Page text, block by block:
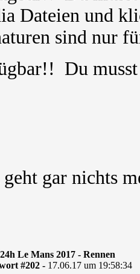
Dateien und
sind nur
Du
geht gar nichts
Le Mans 2017 - Rennen
#202 - 17.06.17 um 19:58:34